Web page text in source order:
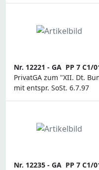
Nr. 12221 - GA PP 7 C1/
PrivatGA zum "XII. Dt.
mit entspr. SoSt. 6.7.97
Nr. 12235 - GA PP 7 C1/